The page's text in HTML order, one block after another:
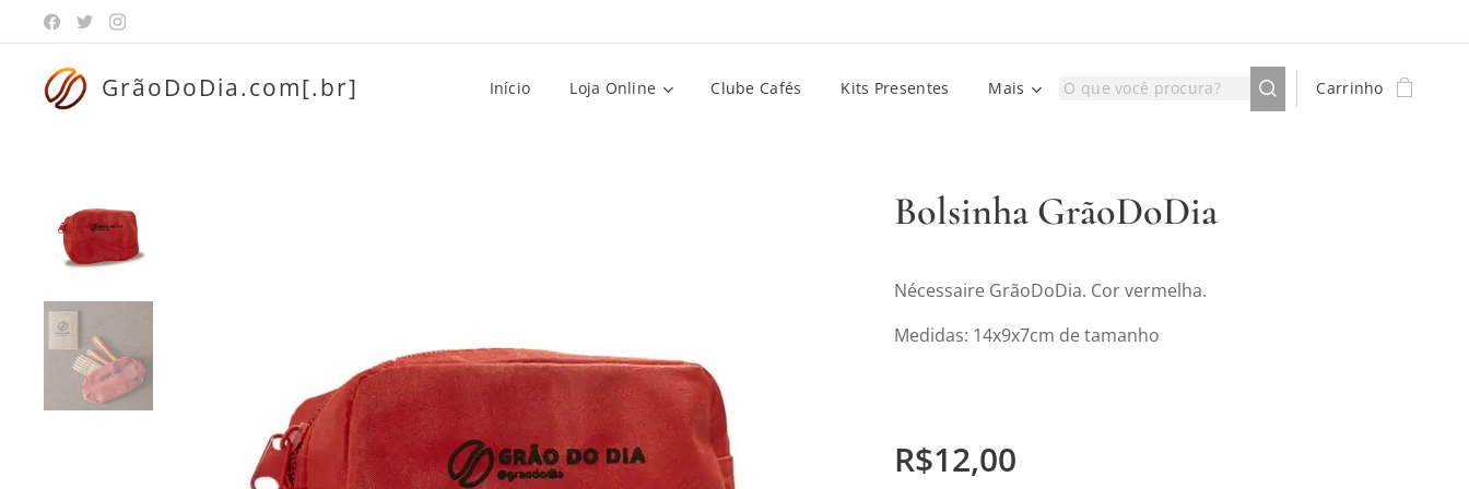
GrãoDoDia.com[.br] Início Loja Online Clube Cafés Kits Presentes Mais Carrinho
Bolsinha GrãoDoDia
Nécessaire GrãoDoDia. Cor vermelha.
Medidas: 14x9x7cm de tamanho
R$12,00